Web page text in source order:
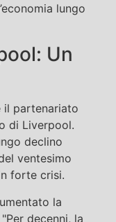
lungo
Un
il partenariato
di Liverpool.
declino
ventesimo
forte crisi.
la
decenni, la